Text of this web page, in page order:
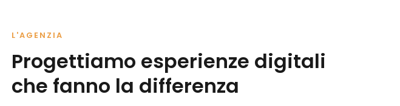
L'AGENZIA
Progettiamo esperienze digitali
che fanno la differenza